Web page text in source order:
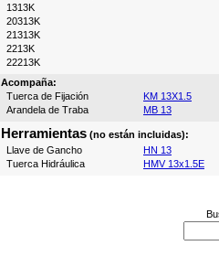
1313K
20313K
21313K
2213K
22213K
Acompaña:
Tuerca de Fijación
KM 13X1.5
Arandela de Traba
MB 13
Herramientas (no están incluidas):
Llave de Gancho
HN 13
Tuerca Hidráulica
HMV 13x1.5E